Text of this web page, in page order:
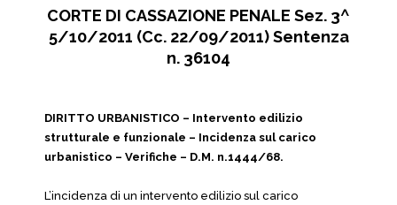
CORTE DI CASSAZIONE PENALE Sez. 3^
5/10/2011 (Cc. 22/09/2011) Sentenza
n. 36104
DIRITTO URBANISTICO – Intervento edilizio
strutturale e funzionale – Incidenza sul carico
urbanistico – Verifiche – D.M. n.1444/68.
L’incidenza di un intervento edilizio sul carico